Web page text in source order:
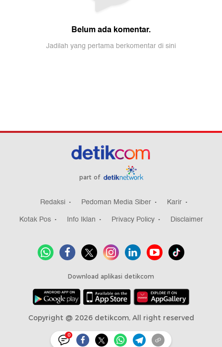
0
part of
Redaksi Pedoman Media Siber
Karir
Kotak Pos
Info Iklan Privacy Policy Disclaimer
Download aplikasi detikcom
Copyright @ 2026 detikcom, All right reserved